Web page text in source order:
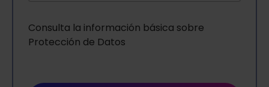
Consulta la información básica sobre
Protección de Datos